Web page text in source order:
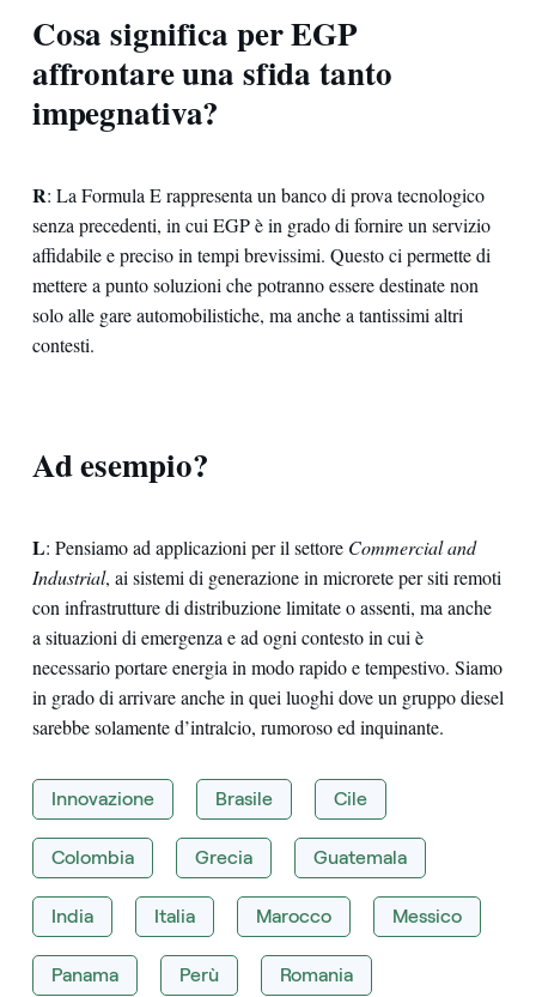
Cosa significa per EGP
affrontare una sfida tanto
impegnativa?
R: La Formula E rappresenta un banco di prova tecnologico
senza precedenti, in cui EGP è in grado di fornire un servizio
affidabile e preciso in tempi brevissimi. Questo ci permette di
mettere a punto soluzioni che potranno essere destinate non
solo alle gare automobilistiche, ma anche a tantissimi altri
contesti.
Ad esempio?
L: Pensiamo ad applicazioni per il settore Commercial and
Industrial, ai sistemi di generazione in microrete per siti remoti
con infrastrutture di distribuzione limitate o assenti, ma anche
a situazioni di emergenza e ad ogni contesto in cui è
necessario portare energia in modo rapido e tempestivo. Siamo
in grado di arrivare anche in quei luoghi dove un gruppo diesel
sarebbe solamente d’intralcio, rumoroso ed inquinante.
Innovazione Brasile Cile
Colombia Grecia Guatemala
India Italia Marocco Messico
Panama Perù Romania